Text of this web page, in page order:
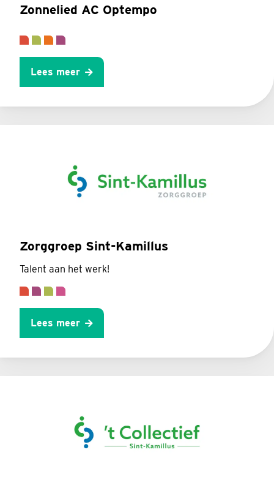
Zonnelied AC Optempo
Lees meer
Zorggroep Sint-Kamillus
Talent aan het werk!
Lees meer